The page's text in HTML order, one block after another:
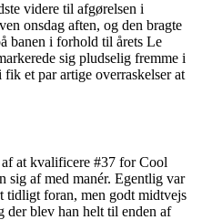
videre til afgørelsen i
onsdag aften, og den bragte
banen i forhold til årets Le
sig pludselig fremme i
et par artige overraskelser at
at kvalificere #37 for Cool
sig af med manér. Egentlig var
foran, men godt midtvejs
der blev han helt til enden af